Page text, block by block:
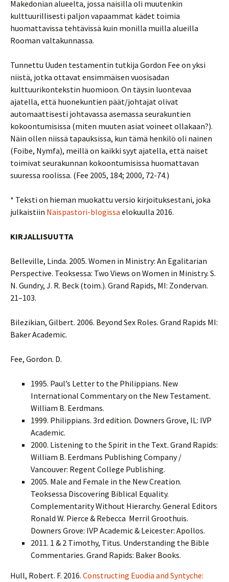
Makedonian alueelta, jossa naisilla oli muutenkin
kulttuurillisesti paljon vapaammat kädet toimia
huomattavissa tehtävissä kuin monilla muilla alueilla
Rooman valtakunnassa.
Tunnettu Uuden testamentin tutkija Gordon Fee on yksi
niistä, jotka ottavat ensimmäisen vuosisadan
kulttuurikontekstin huomioon. On täysin luontevaa
ajatella, että huonekuntien päät/johtajat olivat
automaattisesti johtavassa asemassa seurakuntien
kokoontumisissa (miten muuten asiat voineet ollakaan?).
Näin ollen niissä tapauksissa, kun tämä henkilö oli nainen
(Foibe, Nymfa), meillä on kaikki syyt ajatella, että naiset
toimivat seurakunnan kokoontumisissa huomattavan
suuressa roolissa. (Fee 2005, 184; 2000, 72-74.)
* Teksti on hieman muokattu versio kirjoituksestani, joka
julkaistiin Naispastori-blogissa elokuulla 2016.
KIRJALLISUUTTA
Belleville, Linda. 2005. Women in Ministry: An Egalitarian
Perspective. Teoksessa: Two Views on Women in Ministry. S.
N. Gundry, J. R. Beck (toim.). Grand Rapids, MI: Zondervan.
21–103.
Bilezikian, Gilbert. 2006. Beyond Sex Roles. Grand Rapids MI:
Baker Academic.
Fee, Gordon. D.
1995. Paul’s Letter to the Philippians. New
International Commentary on the New Testament.
William B. Eerdmans.
1999. Philippians. 3rd edition. Downers Grove, IL: IVP
Academic.
2000. Listening to the Spirit in the Text. Grand Rapids:
William B. Eerdmans Publishing Company /
Vancouver: Regent College Publishing.
2005. Male and Female in the New Creation.
Teoksessa Discovering Biblical Equality.
Complementarity Without Hierarchy. General Editors
Ronald W. Pierce & Rebecca Merril Groothuis.
Downers Grove: IVP Academic & Leicester: Apollos.
2011. 1 & 2 Timothy, Titus. Understanding the Bible
Commentaries. Grand Rapids: Baker Books.
Hull, Robert. F. 2016. Constructing Euodia and Syntyche: